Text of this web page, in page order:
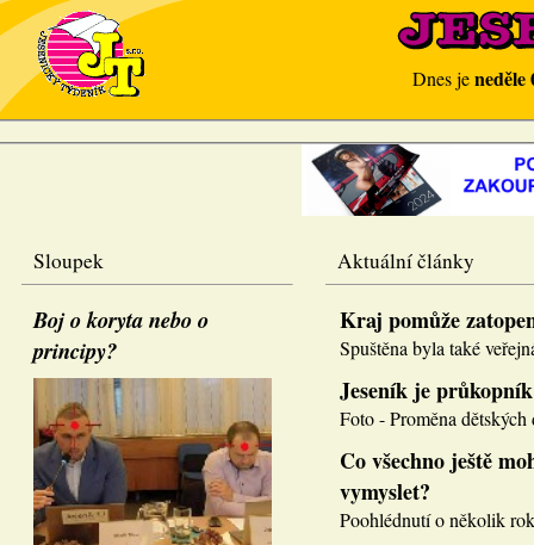
Dnes jeneděle
Sloupek
Boj o koryta nebo o
principy?
Aktuální články
Kraj pomůže
Spuštěna byla také
Jeseník je průkopník
Foto - Proměna
Co všechno ještě
vymyslet?
Poohlédnutí o několik